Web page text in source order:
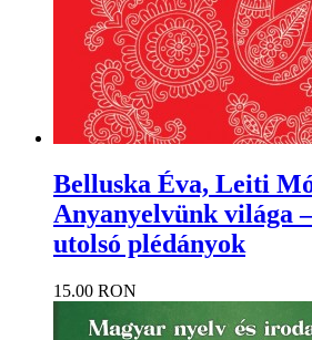
Belluska Éva, Leiti
Anyanyelvünk világa
utolsó plédányok
15.00 RON